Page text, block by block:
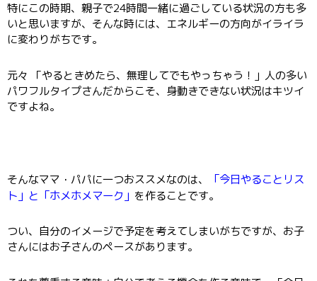
特にこの時期、親子で24時間一緒に過ごしている状況の方も多
いと思いますが、そんな時には、エネルギーの方向がイライラ
に変わりがちです。
元々 「やるときめたら、無理してでもやっちゃう！」人の多い
パワフルタイプさんだからこそ、身動きできない状況はキツイ
ですよね。
そんなママ・パパに一つおススメなのは、
「今日やることリス
ト」と「ホメホメマーク」 を作ることです。
つい、自分のイメージで予定を考えてしまいがちですが、お子
さんにはお子さんのペースがあります。